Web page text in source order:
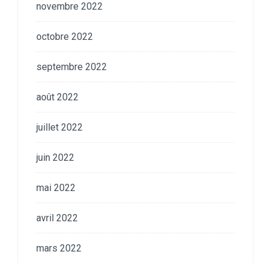
novembre 2022
octobre 2022
septembre 2022
août 2022
juillet 2022
juin 2022
mai 2022
avril 2022
mars 2022